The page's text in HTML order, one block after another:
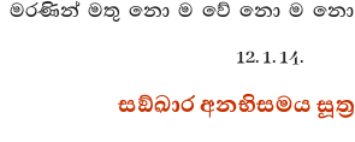
මරණින් මතු නො ම වේ නො ම
12. 1. 14.
සඞ්ඛාර අනභිසමය